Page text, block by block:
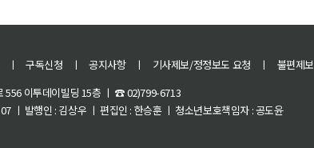
ㅣ 구독신청 ㅣ 공지사항 ㅣ 기사제보/정정보도 요청 ㅣ 불편제보
556 이투데이빌딩 15층 ㅣ ☎ 02)799-6713
ㅣ 발행인 : 김상우 ㅣ 편집인 : 한승훈 ㅣ 청소년보호책임자 : 공도윤